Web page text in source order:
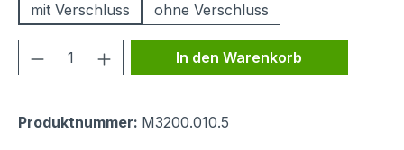
mit Verschluss
ohne Verschluss
Produkt Anzahl: Gib den
In den Warenkorb
Produktnummer: M3200.010.5